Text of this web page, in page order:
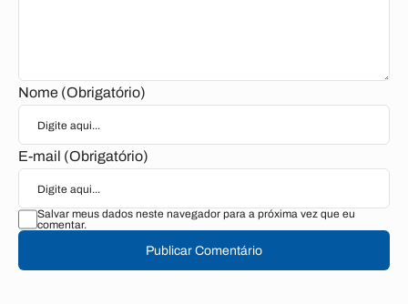
Nome (Obrigatório)
E-mail (Obrigatório)
Salvar meus dados neste navegador para a próxima vez que eu
comentar.
Publicar Comentário